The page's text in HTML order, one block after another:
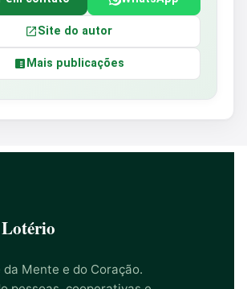
Site do autor
Mais publicações
Mente e do Coração.